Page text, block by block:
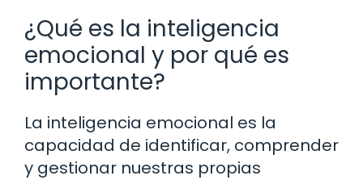
¿Qué es la inteligencia
emocional y por qué es
importante?
La inteligencia emocional es la
capacidad de identificar, comprender
y gestionar nuestras propias